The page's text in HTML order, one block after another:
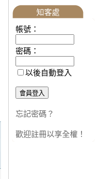
知客處
帳號：
密碼：
以後自動登入
忘記密碼？
歡迎註冊以享全權！